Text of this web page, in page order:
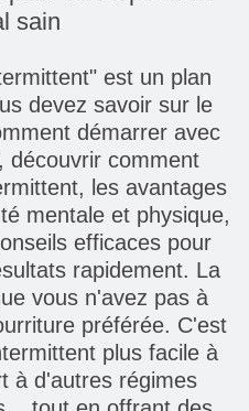
sain
est un plan
devez savoir sur le
démarrer avec
découvrir comment
les avantages
mentale et physique,
efficaces pour
rapidement. La
vous n'avez pas à
préférée. C'est
plus facile à
à d'autres régimes